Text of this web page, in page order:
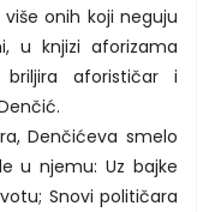
onih koji neguju
u knjizi aforizama
aforističar i
Denčićeva smelo
u njemu: Uz bajke
Snovi političara